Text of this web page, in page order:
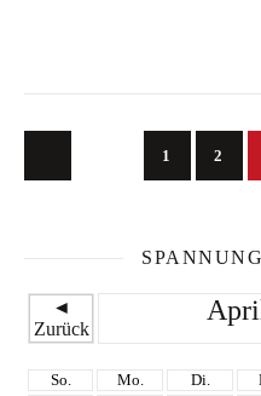
1 2
◄
Zurück
So. Mo. Di.